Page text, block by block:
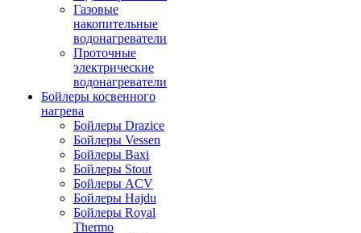
Газовые
накопительные
водонагреватели
Проточные
электрические
водонагреватели
Бойлеры косвенного
нагрева
Бойлеры Drazice
Бойлеры Vessen
Бойлеры Baxi
Бойлеры Stout
Бойлеры ACV
Бойлеры Hajdu
Бойлеры Royal
Thermo